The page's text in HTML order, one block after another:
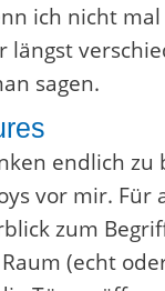
ich nicht
längst
sagen.
endlich zu
vor mir.
zum
(echt